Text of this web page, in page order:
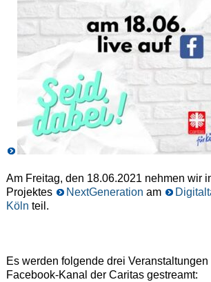
Am Freitag, den 18.06.2021 nehmen wir
Projektes
NextGeneration am
Köln teil.
Es werden folgende drei
Facebook-Kanal der Caritas gestreamt: